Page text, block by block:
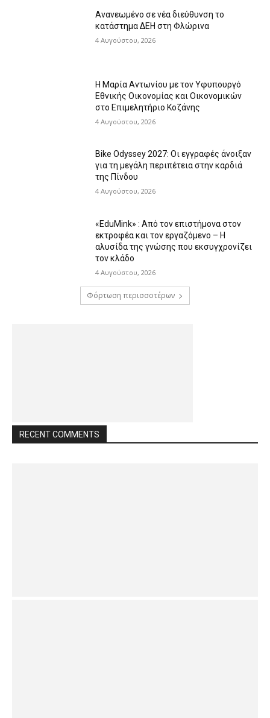
Ανανεωμένο σε νέα διεύθυνση το
κατάστημα ΔΕΗ στη Φλώρινα
4 Αυγούστου, 2026
Η Μαρία Αντωνίου με τον Υφυπουργό
Εθνικής Οικονομίας και Οικονομικών
στο Επιμελητήριο Κοζάνης
4 Αυγούστου, 2026
Bike Odyssey 2027: Οι εγγραφές άνοιξαν
για τη μεγάλη περιπέτεια στην καρδιά
της Πίνδου
4 Αυγούστου, 2026
«EduMink» : Από τον επιστήμονα στον
εκτροφέα και τον εργαζόμενο – Η
αλυσίδα της γνώσης που εκσυγχρονίζει
τον κλάδο
4 Αυγούστου, 2026
Φόρτωση περισσοτέρων
RECENT COMMENTS